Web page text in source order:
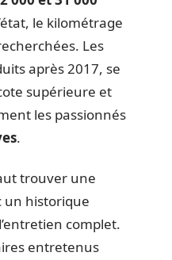
le kilométrage
Les
après 2017, se
supérieure et
les passionnés
.
trouver une
un historique
complet.
entretenus